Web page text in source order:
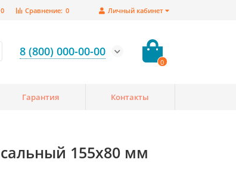
Личный кабинет
Сравнение: 0
0
8 (800) 000-00-00
0
Гарантия Контакты
155x80 мм